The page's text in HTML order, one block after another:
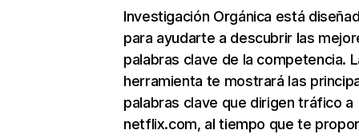
Investigación Orgánica está
para ayudarte a descubrir las
palabras clave de la competencia.
herramienta te mostrará las
palabras clave que dirigen tráfico a
netflix.com, al tiempo que te